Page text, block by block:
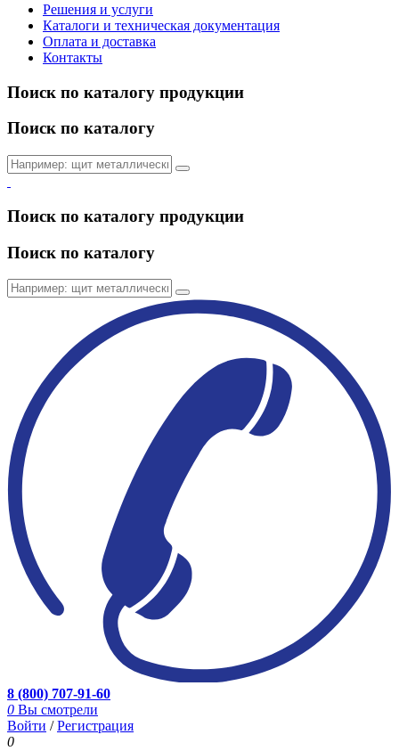
Решения и услуги
Каталоги и техническая документация
Оплата и доставка
Контакты
Поиск по каталогу продукции
Поиск по каталогу
Поиск по каталогу продукции
Поиск по каталогу
8 (800) 707-91-60
0 Вы смотрели
Войти /Регистрация
0